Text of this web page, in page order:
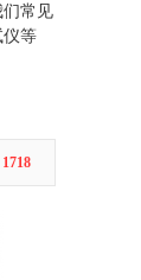
常见
仪等